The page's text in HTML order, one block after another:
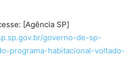
[Agência SP]
governo-de-sp-
programa-habitacional-voltado-